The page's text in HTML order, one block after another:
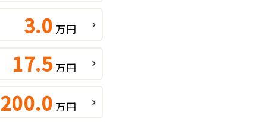
3.0 万円
17.5 万円
200.0 万円